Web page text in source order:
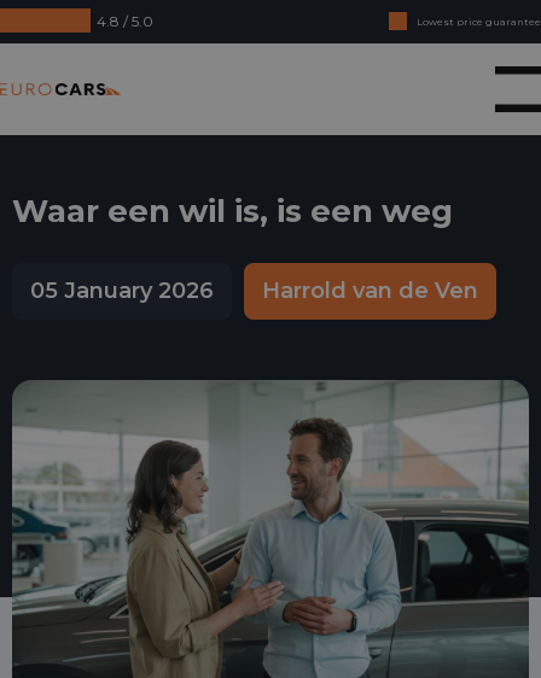
4.8 / 5.0
Lowest price guarantee
Buy online, not good money back
Financial lease - Smooth acceptance
Waar een wil is, is een weg
05 January 2026 Harrold van de Ven